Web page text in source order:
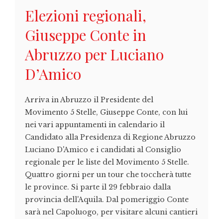
Elezioni regionali,
Giuseppe Conte in
Abruzzo per Luciano
D’Amico
Arriva in Abruzzo il Presidente del
Movimento 5 Stelle, Giuseppe Conte, con lui
nei vari appuntamenti in calendario il
Candidato alla Presidenza di Regione Abruzzo
Luciano D'Amico e i candidati al Consiglio
regionale per le liste del Movimento 5 Stelle.
Quattro giorni per un tour che toccherà tutte
le province. Si parte il 29 febbraio dalla
provincia dell'Aquila. Dal pomeriggio Conte
sarà nel Capoluogo, per visitare alcuni cantieri